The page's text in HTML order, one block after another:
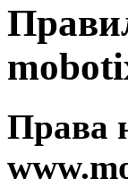
Права